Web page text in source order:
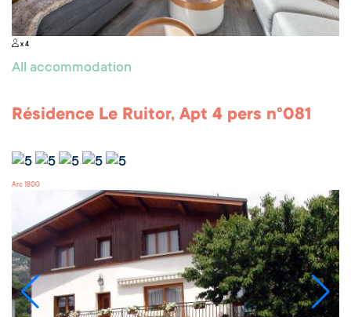
x 4
All accommodation
Résidence Le Ruitor, Apt 4 pers n°081
Arc 1800